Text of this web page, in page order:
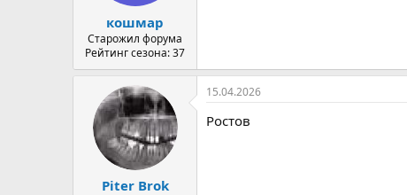
кошмар
Старожил форума
Рейтинг сезона: 37
Piter Brok
15.04.2026
Ростов